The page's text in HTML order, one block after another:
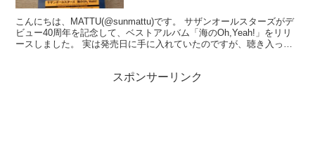
こんにちは、MATTU(@sunmattu)です。 サザンオールスターズがデ
ビュー40周年を記念して、ベストアルバム「海のOh,Yeah!」をリリ
ースしました。 実は発売日に手に入れていたのですが、聴き入って
スポンサーリンク